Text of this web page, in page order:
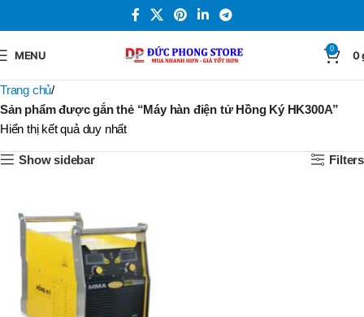
MENU 0 0
Trang chủ
Sản phẩm được gắn thẻ “Máy hàn điện tử Hồng Ký HK300A”
Hiển thị kết quả duy nhất
Show sidebar Filters